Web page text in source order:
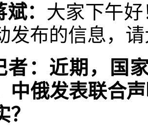
斌： 大家下午
发布的信息，
者：近期，国
中俄发表联合
？